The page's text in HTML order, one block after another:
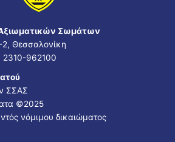
Αξιωματικών Σωμάτων
2, Θεσσαλονίκη
2310-962100
ΣΣΑΣ
©2025
νόμιμου δικαιώματος